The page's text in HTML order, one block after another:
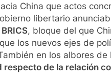
China que actos
libertario
, bloque del que
los nuevos ejes de
en los albores
respecto de la relación